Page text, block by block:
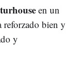
en un
reforzado bien y
y